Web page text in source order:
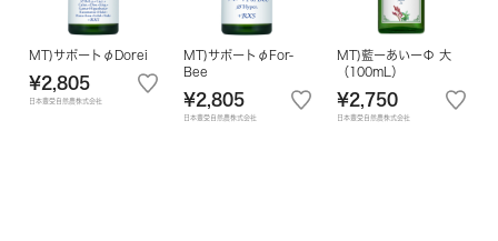
MT)サポートφDorei
¥2,805
日本豊受自然農株式会社
MT)サポートφFor-
Bee
¥2,805
日本豊受自然農株式会社
MT)藍ーあいーΦ 大
（100mL）
¥2,750
日本豊受自然農株式会社